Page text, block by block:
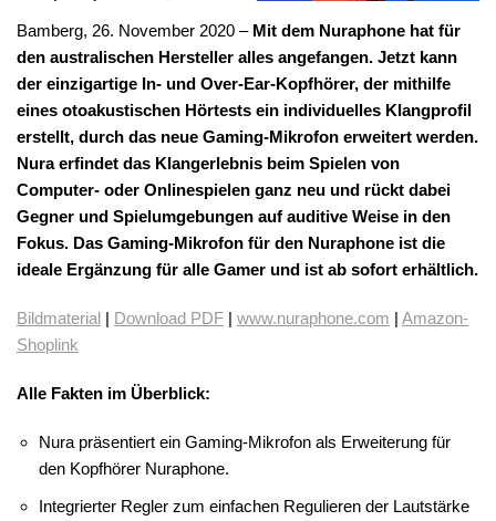
Bamberg, 26. November 2020 – Mit dem Nuraphone hat für
den australischen Hersteller alles angefangen. Jetzt kann
der einzigartige In- und Over-Ear-Kopfhörer, der mithilfe
eines otoakustischen Hörtests ein individuelles Klangprofil
erstellt, durch das neue Gaming-Mikrofon erweitert werden.
Nura erfindet das Klangerlebnis beim Spielen von
Computer- oder Onlinespielen ganz neu und rückt dabei
Gegner und Spielumgebungen auf auditive Weise in den
Fokus. Das Gaming-Mikrofon für den Nuraphone ist die
ideale Ergänzung für alle Gamer und ist ab sofort erhältlich.
Bildmaterial | Download PDF | www.nuraphone.com | Amazon-
Shoplink
Alle Fakten im Überblick:
Nura präsentiert ein Gaming-Mikrofon als Erweiterung für
den Kopfhörer Nuraphone.
Integrierter Regler zum einfachen Regulieren der Lautstärke